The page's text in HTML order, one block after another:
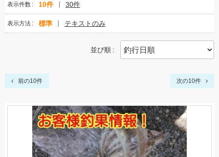
表示件数 10件 30件
表示方法 標準 テキストのみ
並び順
前の10件 次の10件